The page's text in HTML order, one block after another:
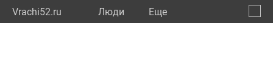
Vrachi52.ru Люди Eще